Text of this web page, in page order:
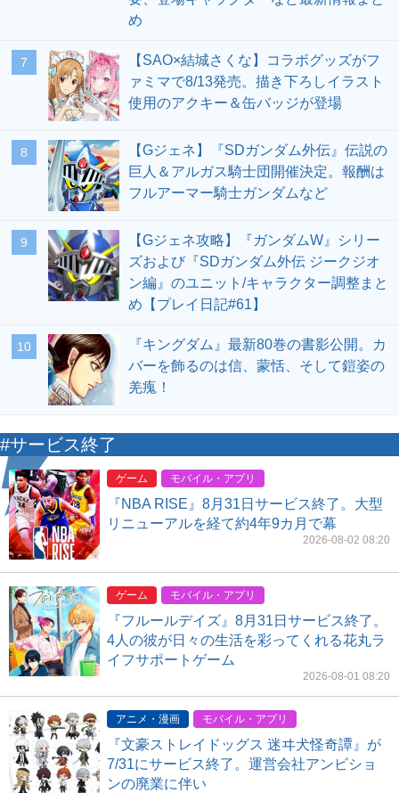
め
7
【SAO×結城さくな】コラボグッズがフ
ァミマで8/13発売。描き下ろしイラスト
使用のアクキー＆缶バッジが登場
8
【Gジェネ】『SDガンダム外伝』伝説の
巨人＆アルガス騎士団開催決定。報酬は
フルアーマー騎士ガンダムなど
9
【Gジェネ攻略】『ガンダムW』シリー
ズおよび『SDガンダム外伝 ジークジオ
ン編』のユニット/キャラクター調整まと
め【プレイ日記#61】
10
『キングダム』最新80巻の書影公開。カ
バーを飾るのは信、蒙恬、そして鎧姿の
羌瘣！
#サービス終了
ゲーム モバイル・アプリ
『NBA RISE』8月31日サービス終了。大型
リニューアルを経て約4年9カ月で幕
2026-08-02 08:20
ゲーム モバイル・アプリ
『フルールデイズ』8月31日サービス終了。
4人の彼が日々の生活を彩ってくれる花丸ラ
イフサポートゲーム
2026-08-01 08:20
アニメ・漫画 モバイル・アプリ
『文豪ストレイドッグス 迷ヰ犬怪奇譚』が
7/31にサービス終了。運営会社アンビショ
ンの廃業に伴い